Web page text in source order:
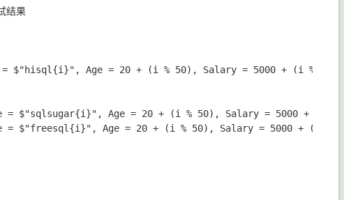
结果
$"hisql{i}", Age = 20 + (i % 50), Salary = 5000 + (i %
$"sqlsugar{i}", Age = 20 + (i % 50), Salary = 5000 + (i %
$"freesql{i}", Age = 20 + (i % 50), Salary = 5000 + (i %